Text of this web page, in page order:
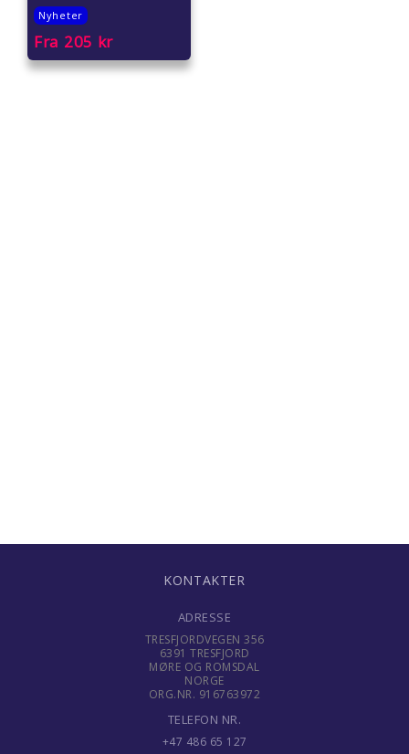
Nyheter
Fra 205 kr
KONTAKTER
ADRESSE
TRESFJORDVEGEN 356
6391 TRESFJORD
MØRE OG ROMSDAL
NORGE
ORG.NR. 916763972
TELEFON NR.
+47 486 65 127